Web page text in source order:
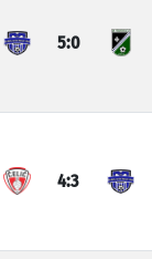
5:0
4:3